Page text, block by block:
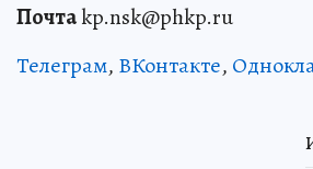
Почтаkp.nsk@phkp.ru
Телеграм, ВКонтакте,